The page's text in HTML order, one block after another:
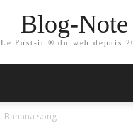
Blog-Note
Le Post-it ® du web depuis
Banana song